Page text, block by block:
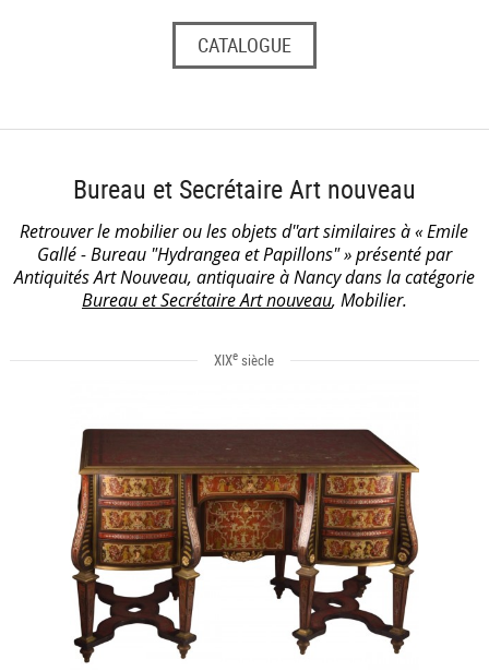
CATALOGUE
Bureau et Secrétaire Art nouveau
Retrouver le mobilier ou les objets d''art similaires à « Emile
Gallé - Bureau "Hydrangea et Papillons" » présenté par
Antiquités Art Nouveau, antiquaire à Nancy dans la catégorie
Bureau et Secrétaire Art nouveau, Mobilier.
XIXe siècle